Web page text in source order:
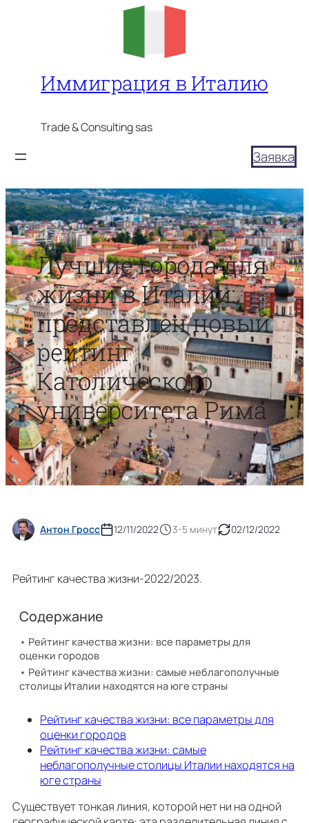
Иммиграция в Италию
Trade & Consulting sas
Заявка
Лучшие города для
жизни в Италии:
представлен новый
рейтинг
Католического
университета Рима
Антон Гросс 12/11/2022 3-5 минут 02/12/2022
Рейтинг качества жизни-2022/2023.
Содержание
Рейтинг качества жизни: все параметры для
оценки городов
Рейтинг качества жизни: самые неблагополучные
столицы Италии находятся на юге страны
Рейтинг качества жизни: все параметры для
оценки городов
Рейтинг качества жизни: самые
неблагополучные столицы Италии находятся на
юге страны
Существует тонкая линия, которой нет ни на одной